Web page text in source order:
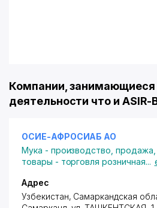
Компании,
деятельности что и
ОСИЕ-АФРОСИАБ АО
Мука - производство, продажа
товары - торговля розничная...
Адрес
Узбекистан, Самаркандская